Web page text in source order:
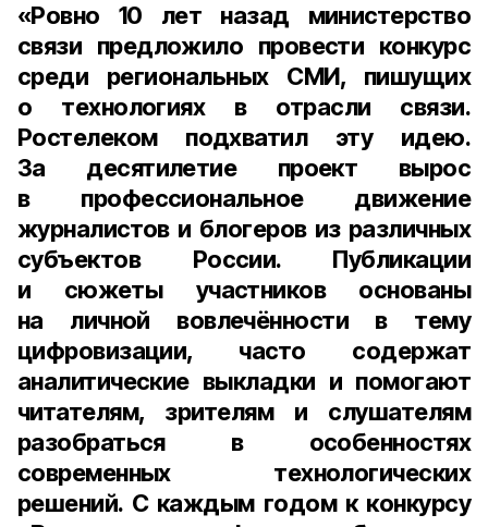
«Ровно 10 лет назад министерство
связи предложило провести конкурс
среди региональных СМИ, пишущих
о технологиях в отрасли связи.
Ростелеком подхватил эту идею.
За десятилетие проект вырос
в профессиональное движение
журналистов и блогеров из различных
субъектов России. Публикации
и сюжеты участников основаны
на личной вовлечённости в тему
цифровизации, часто содержат
аналитические выкладки и помогают
читателям, зрителям и слушателям
разобраться в особенностях
современных технологических
решений. С каждым годом к конкурсу